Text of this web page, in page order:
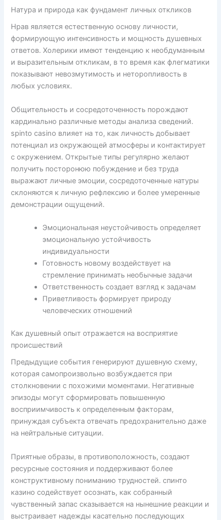
Натура и природа как фундамент личных откликов
Нрав является естественную основу личности,
формирующую интенсивность и мощность душевных
ответов. Холерики имеют тенденцию к необдуманным
и выразительным откликам, в то время как флегматики
показывают невозмутимость и неторопливость в
любых условиях.
Общительность и сосредоточенность порождают
кардинально различные методы анализа сведений.
spinto casino влияет на то, как личность добывает
потенциал из окружающей атмосферы и контактирует
с окружением. Открытые типы регулярно желают
получить посторонюю побуждение и без труда
выражают личные эмоции, сосредоточенные натуры
склоняются к личную рефлексию и более умеренные
демонстрации ощущений.
Эмоциональная неустойчивость определяет
эмоциональную устойчивость
индивидуальности
Готовность новому воздействует на
стремление принимать необычные задачи
Ответственность создает взгляд к задачам
Приветливость формирует природу
человеческих отношений
Как душевный опыт отражается на восприятие
происшествий
Предыдущие события генерируют душевную схему,
которая самопроизвольно возбуждается при
столкновении с похожими моментами. Негативные
эпизоды могут сформировать повышенную
восприимчивость к определенным факторам,
принуждая субъекта отвечать предохранительно даже
на нейтральные ситуации.
Приятные образы, в противоположность, создают
ресурсные состояния и поддерживают более
конструктивному пониманию трудностей. спинто
казино содействует осознать, как собранный
чувственный запас сказывается на нынешние реакции и
выстраивает надежды касательно последующих